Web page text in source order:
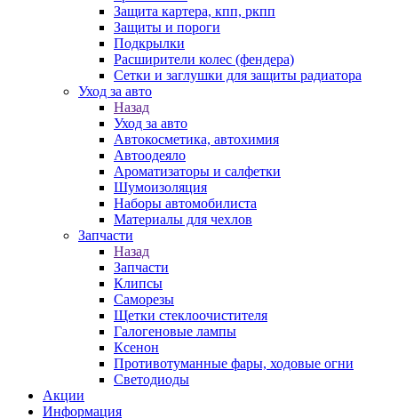
Защита картера, кпп, ркпп
Защиты и пороги
Подкрылки
Расширители колес (фендера)
Сетки и заглушки для защиты радиатора
Уход за авто
Назад
Уход за авто
Автокосметика, автохимия
Автоодеяло
Ароматизаторы и салфетки
Шумоизоляция
Наборы автомобилиста
Материалы для чехлов
Запчасти
Назад
Запчасти
Клипсы
Саморезы
Щетки стеклоочистителя
Галогеновые лампы
Ксенон
Противотуманные фары, ходовые огни
Светодиоды
Акции
Информация